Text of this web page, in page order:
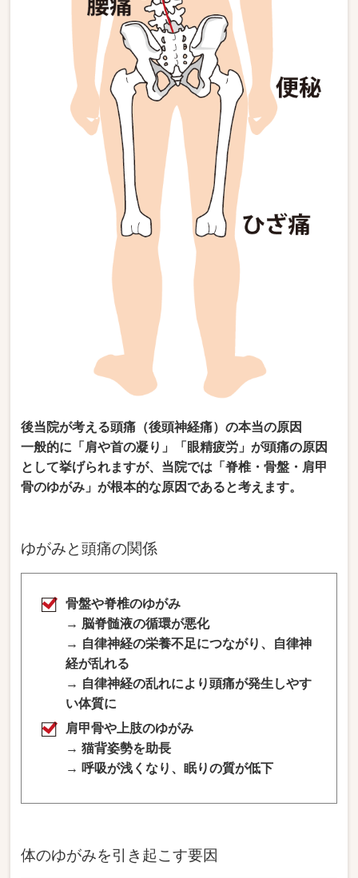
後当院が考える頭痛（後頭神経痛）の本当の原因
一般的に「肩や首の凝り」「眼精疲労」が頭痛の原因
として挙げられますが、当院では「脊椎・骨盤・肩甲
骨のゆがみ」が根本的な原因であると考えます。
ゆがみと頭痛の関係
骨盤や脊椎のゆがみ
→ 脳脊髄液の循環が悪化
→ 自律神経の栄養不足につながり、自律神
経が乱れる
→ 自律神経の乱れにより頭痛が発生しやす
い体質に
肩甲骨や上肢のゆがみ
→ 猫背姿勢を助長
→ 呼吸が浅くなり、眠りの質が低下
体のゆがみを引き起こす要因